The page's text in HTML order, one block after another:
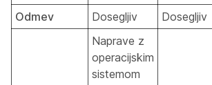
Odmev Dosegljiv Dosegljiv
Naprave z
operacijskim
sistemom